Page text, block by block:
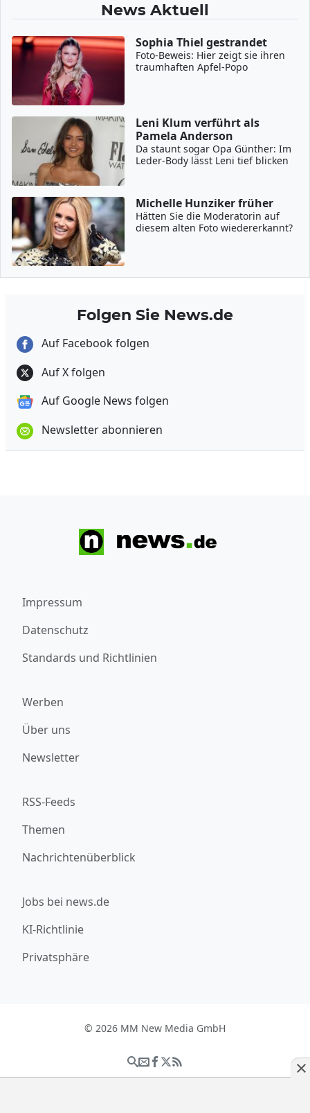
News Aktuell
Sophia Thiel gestrandet
Foto-Beweis: Hier zeigt sie ihren
traumhaften Apfel-Popo
Leni Klum verführt als
Pamela Anderson
Da staunt sogar Opa Günther: Im
Leder-Body lässt Leni tief blicken
Michelle Hunziker früher
Hätten Sie die Moderatorin auf
diesem alten Foto wiedererkannt?
Folgen Sie News.de
Auf Facebook folgen
Auf X folgen
Auf Google News folgen
Newsletter abonnieren
Impressum
Datenschutz
Standards und Richtlinien
Werben
Über uns
Newsletter
RSS-Feeds
Themen
Nachrichtenüberblick
Jobs bei news.de
KI-Richtlinie
Privatsphäre
© 2026 MM New Media GmbH